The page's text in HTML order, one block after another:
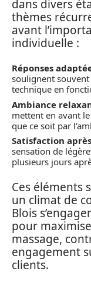
dans divers
thèmes
avant
individuelle :
Réponses
soulignent
technique en
Ambiance
mettent en avant
que ce soit par
Satisfaction
sensation de
plusieurs jours
Ces éléments
un climat de
Blois
pour
massage,
engagement
clients.